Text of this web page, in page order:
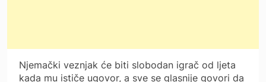
Njemački veznjak će biti slobodan igrač od ljeta
kada mu ističe ugovor, a sve se glasnije govori da